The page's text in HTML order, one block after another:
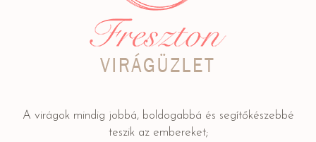
A virágok mindig jobbá, boldogabbá és segítőkészebbé
teszik az embereket;